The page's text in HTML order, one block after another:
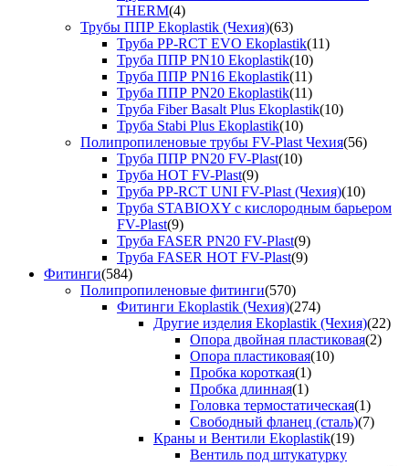
THERM(4)
Трубы ППР Ekoplastik (Чехия)(63)
Труба PP-RCT EVO Ekoplastik(11)
Труба ППР PN10 Ekoplastik(10)
Труба ППР PN16 Ekoplastik(11)
Труба ППР PN20 Ekoplastik(11)
Труба Fiber Basalt Plus Ekoplastik(10)
Труба Stabi Plus Ekoplastik(10)
Полипропиленовые трубы FV-Plast Чехия(56)
Труба ППР PN20 FV-Plast(10)
Труба HOT FV-Plast(9)
Труба PP-RCT UNI FV-Plast (Чехия)(10)
Труба STABIOXY с кислородным барьером
FV-Plast(9)
Труба FASER PN20 FV-Plast(9)
Труба FASER HOT FV-Plast(9)
Фитинги(584)
Полипропиленовые фитинги(570)
Фитинги Ekoplastik (Чехия)(274)
Другие изделия Ekoplastik (Чехия)(22)
Опора двойная пластиковая(2)
Опора пластиковая(10)
Пробка короткая(1)
Пробка длинная(1)
Головка термостатическая(1)
Свободный фланец (сталь)(7)
Краны и Вентили Ekoplastik(19)
Вентиль под штукатурку